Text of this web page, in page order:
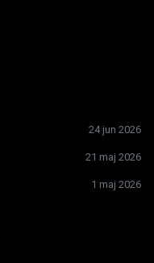
24 jun 2026
21 maj 2026
1 maj 2026